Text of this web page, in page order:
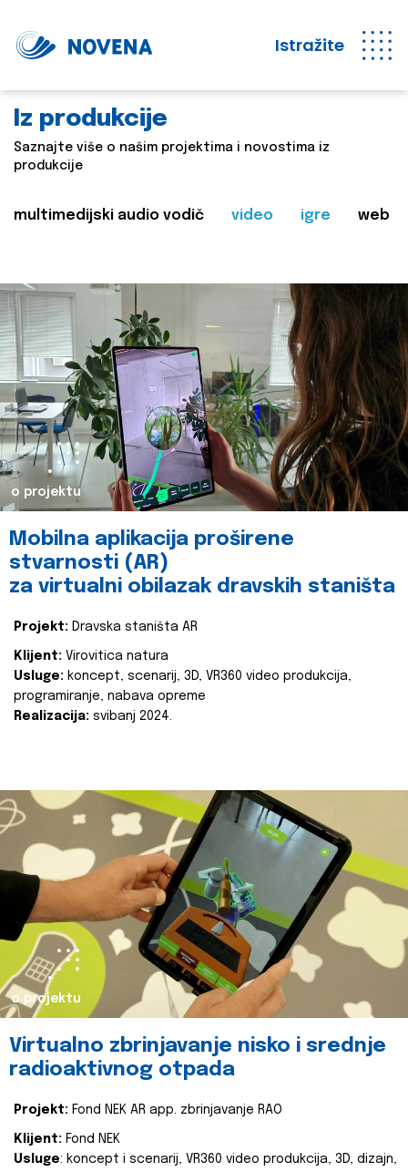
Istražite
Iz produkcije
Saznajte više o našim projektima i novostima iz
produkcije
multimedijski audio vodič video igre web
o projektu
Mobilna aplikacija proširene
stvarnosti (AR)
za virtualni obilazak dravskih staništa
Projekt: Dravska staništa AR
Klijent: Virovitica natura
Usluge: koncept, scenarij, 3D, VR360 video produkcija,
programiranje, nabava opreme
Realizacija: svibanj 2024.
o projektu
Virtualno zbrinjavanje nisko i srednje
radioaktivnog otpada
Projekt: Fond NEK AR app. zbrinjavanje RAO
Klijent: Fond NEK
Usluge: koncept i scenarij, VR360 video produkcija, 3D, dizajn,